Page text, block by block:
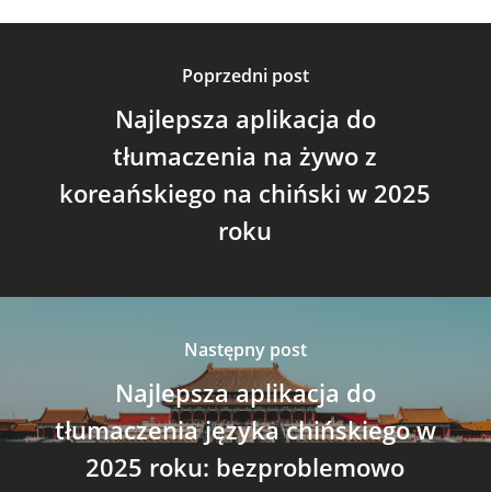
Poprzedni post
Najlepsza aplikacja do
tłumaczenia na żywo z
koreańskiego na chiński w 2025
roku
Następny post
Najlepsza aplikacja do
tłumaczenia języka chińskiego w
2025 roku: bezproblemowo